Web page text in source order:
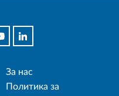
За нас
Политика за